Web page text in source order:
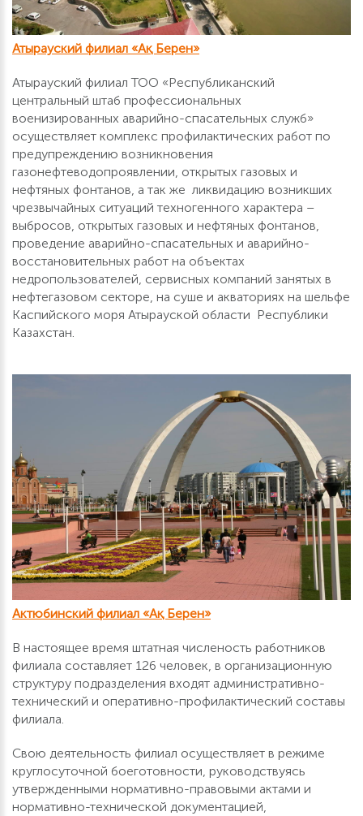
Атырауский филиал «Ақ Берен»
Атырауский филиал ТОО «Республиканский
центральный штаб профессиональных
военизированных аварийно-спасательных служб»
осуществляет комплекс профилактических работ по
предупреждению возникновения
газонефтеводопроявлении, открытых газовых и
нефтяных фонтанов, а так же ликвидацию возникших
чрезвычайных ситуаций техногенного характера –
выбросов, открытых газовых и нефтяных фонтанов,
проведение аварийно-спасательных и аварийно-
восстановительных работ на объектах
недропользователей, сервисных компаний занятых в
нефтегазовом секторе, на суше и акваториях на шельфе
Каспийского моря Атырауской области Республики
Казахстан.
Актюбинский филиал «Ақ Берен»
В настоящее время штатная численость работников
филиала составляет 126 человек, в организационную
структуру подразделения входят административно-
технический и оперативно-профилактический составы
филиала.
Свою деятельность филиал осуществляет в режиме
круглосуточной боеготовности, руководствуясь
утвержденными нормативно-правовыми актами и
нормативно-технической документацией,